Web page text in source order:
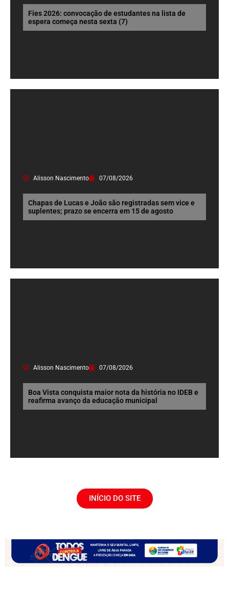
Fies 2026: convocação de estudantes na lista de
espera começa nesta sexta (7)
Alisson Nascimento 07/08/2026
Chapas de Lucas e João são registradas sem vice e
suplentes; prazo se encerra em 15 de agosto
Alisson Nascimento 07/08/2026
Boa Vista conquista maior nota da história no IDEB e
reafirma avanço da educação municipal
INÍCIO DO SITE